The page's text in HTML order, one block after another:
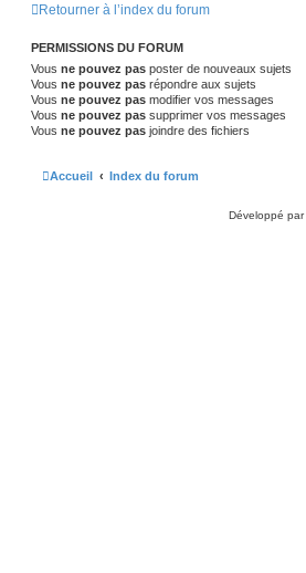
Retourner à l’index du forum
PERMISSIONS DU FORUM
Vous ne pouvez pas poster de nouveaux sujets
Vous ne pouvez pas répondre aux sujets
Vous ne pouvez pas modifier vos messages
Vous ne pouvez pas supprimer vos messages
Vous ne pouvez pas joindre des fichiers
Accueil Index du forum
Développé par